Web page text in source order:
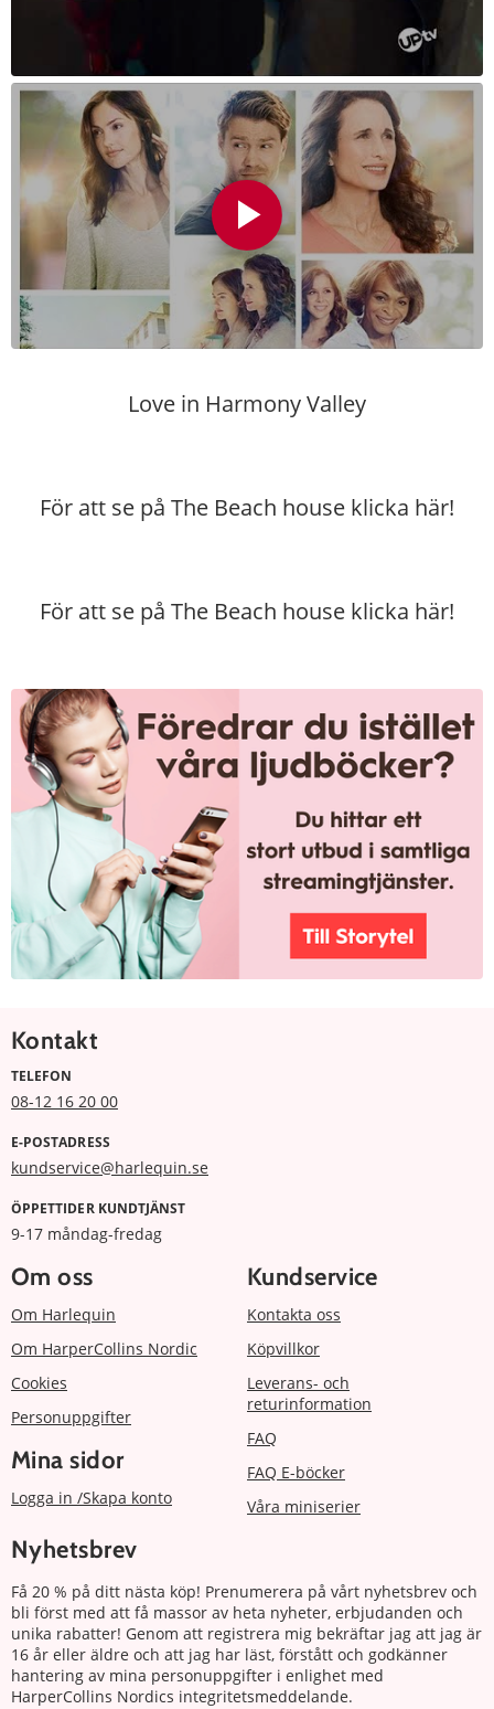
Love in Harmony Valley
För att se på The Beach house klicka här!
För att se på The Beach house klicka här!
Kontakt
TELEFON
08-12 16 20 00
E-POSTADRESS
kundservice@harlequin.se
ÖPPETTIDER KUNDTJÄNST
9-17 måndag-fredag
Om oss
Om Harlequin
Om HarperCollins Nordic
Cookies
Personuppgifter
Mina sidor
Logga in /Skapa konto
Kundservice
Kontakta oss
Köpvillkor
Leverans- och
returinformation
FAQ
FAQ E-böcker
Våra miniserier
Nyhetsbrev
Få 20 % på ditt nästa köp! Prenumerera på vårt nyhetsbrev och
bli först med att få massor av heta nyheter, erbjudanden och
unika rabatter! Genom att registrera mig bekräftar jag att jag är
16 år eller äldre och att jag har läst, förstått och godkänner
hantering av mina personuppgifter i enlighet med
HarperCollins Nordics integritetsmeddelande.